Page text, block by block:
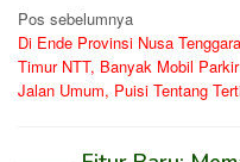
Navigasi
pos
Pos sebelumnya
Di Ende Provinsi Nusa Tenggara
Timur NTT, Banyak Mobil
Jalan Umum, Puisi Tentang